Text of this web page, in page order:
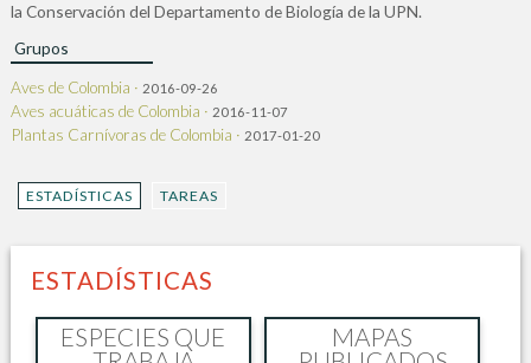
la Conservación del Departamento de Biología de la UPN.
Grupos
Aves de Colombia · 2016-09-26
Aves acuáticas de Colombia · 2016-11-07
Plantas Carnívoras de Colombia · 2017-01-20
ESTADÍSTICAS TAREAS
ESTADÍSTICAS
ESPECIES QUE
MAPAS